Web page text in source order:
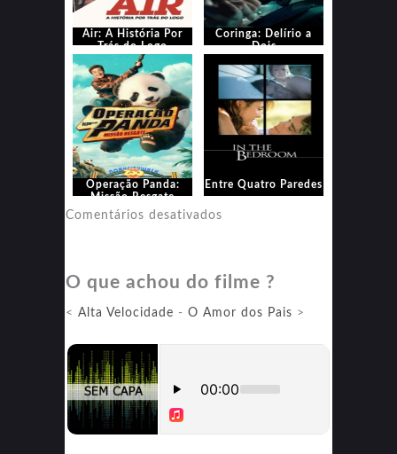
Air: A História Por
Trás do Logo
Coringa: Delírio a
Dois
‎Operação Panda:
Missão Resgate
Entre Quatro Paredes
Comentários desativados
Paredes
O que achou do filme ?
< Alta Velocidade - O Amor dos Pais >